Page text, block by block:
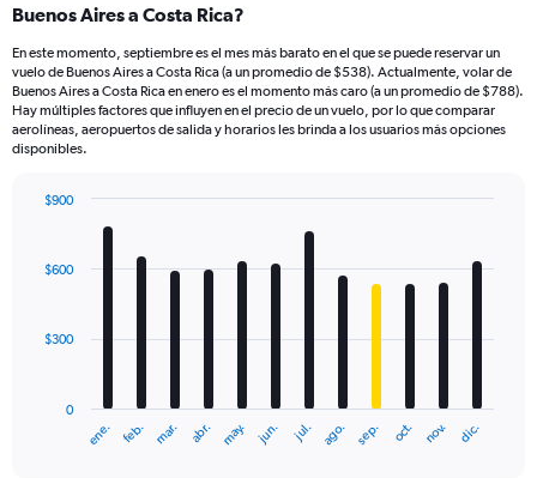
Buenos Aires a Costa Rica?
En este momento, septiembre es el mes más barato en el que se puede reservar un
vuelo de Buenos Aires a Costa Rica (a un promedio de $538). Actualmente, volar de
Buenos Aires a Costa Rica en enero es el momento más caro (a un promedio de $788).
Hay múltiples factores que influyen en el precio de un vuelo, por lo que comparar
aerolíneas, aeropuertos de salida y horarios les brinda a los usuarios más opciones
disponibles.
with
12
The
ene. feb. mar. abr. may. jun. jul. ago. sep. oct. nov. dic.
0
$300
$600
$900